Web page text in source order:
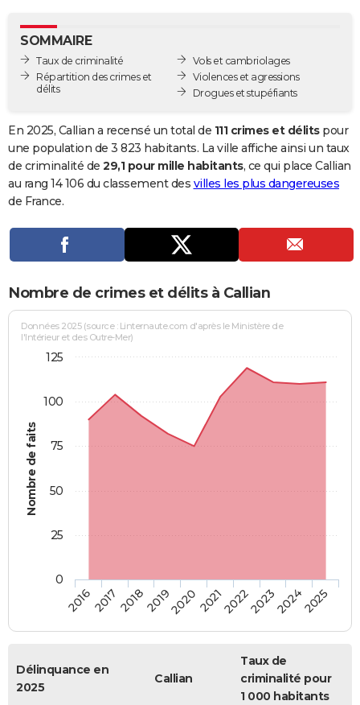
GUIDES D'ACHAT
BONS PLANS
Carte de Noël
Carte Bonne année
Carte Saint-Valentin
Carte Pâques
Carte d'anniversaire
DICTIONNAIRE
Dictionnaire
Biographies
Citations
Expressions
Proverbes
PROGRAMME TV
Se connecter
Entreprises
Service militaire
Avis de recherche
AVIS DE DÉCÈS
Bricolage
Lifestyle
Culture
Sport
Auto
Television
Voyage
Cinema
SOMMAIRE
Taux de criminalité
Répartition des crimes et
délits
Vols et cambriolages
Violences et agressions
Drogues et stupéfiants
En 2025, Callian a recensé un total de 111 crimes et délitspour
une population de 3 823 habitants. La ville affiche ainsi un taux
de criminalité de 29,1 pour mille habitants, ce qui place Callian
au rang 14 106 du classement des villes les plus dangereuses
de France.
Nombre de crimes et délits à Callian
Nombre de faits
Données 2025 (source : Linternaute.com d'après le Ministère de
l'Intérieur et des Outre-Mer)
2016201720182019202020212022202320242025
0
25
50
75
100
125
Délinquance en
2025
Callian
Taux de
criminalité pour
1 000 habitants